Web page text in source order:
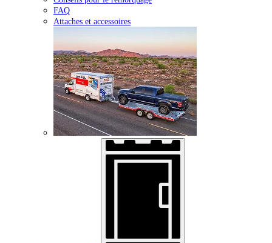
FAQ
Attaches et accessoires